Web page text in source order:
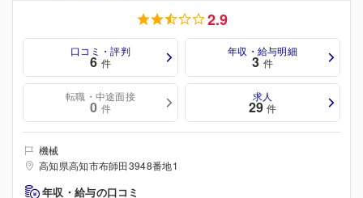
2.9
口コミ・評判
6 件
年収・給与明細
3 件
転職・中途面接
0 件
求人
29 件
機械
高知県高知市布師田3948番地1
年収・給与の口コミ